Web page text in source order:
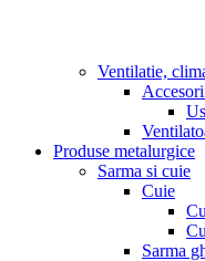
Ventilatie,
Produse metalurgice
Sarma si cuie
Cuie
Sarma